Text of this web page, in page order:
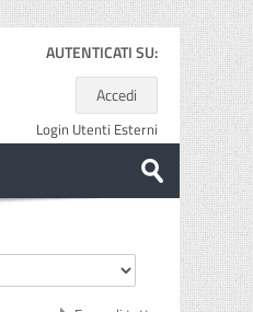
AUTENTICATI SU:
Accedi
Login Utenti Esterni
Invia